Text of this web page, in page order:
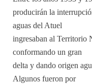
producirán la
aguas del Atuel
ingresaban al Territorio
conformando un gran
delta y dando origen
Algunos fueron por